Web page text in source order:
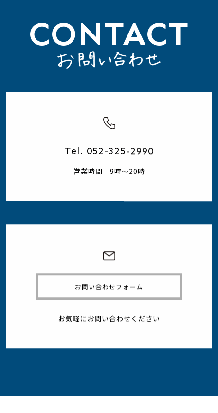
CONTACT
Tel. 052-325-2990
営業時間 9時～20時
お問い合わせフォーム
お気軽にお問い合わせください